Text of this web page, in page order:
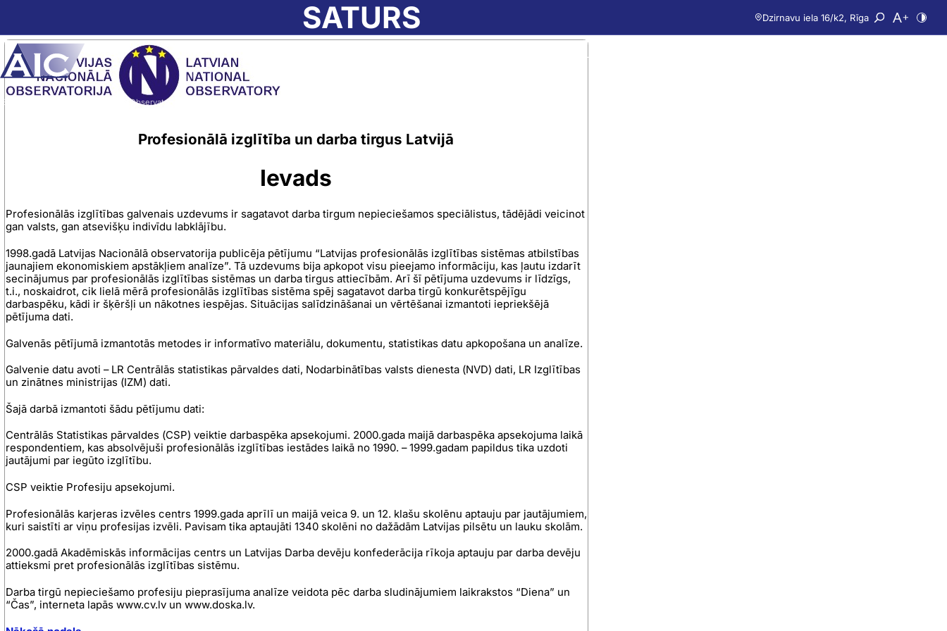
Dzirnavu iela 16/k2, Rīga Atvērt
IZGLĪTĪBA LATVIJĀ
Sākumlapa Nacionālā Observatorija
SATURS
Profesionālā izglītība un darba tirgus Latvijā
Ievads
Profesionālās izglītības galvenais uzdevums ir sagatavot darba tirgum nepieciešamos speciālistus, tādējādi veicinot
gan valsts, gan atsevišķu indivīdu labklājību.
1998.gadā Latvijas Nacionālā observatorija publicēja pētījumu “Latvijas profesionālās izglītības sistēmas atbilstības
jaunajiem ekonomiskiem apstākļiem analīze”. Tā uzdevums bija apkopot visu pieejamo informāciju, kas ļautu izdarīt
secinājumus par profesionālās izglītības sistēmas un darba tirgus attiecībām. Arī šī pētījuma uzdevums ir līdzīgs,
t.i., noskaidrot, cik lielā mērā profesionālās izglītības sistēma spēj sagatavot darba tirgū konkurētspējīgu
darbaspēku, kādi ir šķēršļi un nākotnes iespējas. Situācijas salīdzināšanai un vērtēšanai izmantoti iepriekšējā
pētījuma dati.
Galvenās pētījumā izmantotās metodes ir informatīvo materiālu, dokumentu, statistikas datu apkopošana un analīze.
Galvenie datu avoti – LR Centrālās statistikas pārvaldes dati, Nodarbinātības valsts dienesta (NVD) dati, LR Izglītības
un zinātnes ministrijas (IZM) dati.
Šajā darbā izmantoti šādu pētījumu dati:
Centrālās Statistikas pārvaldes (CSP) veiktie darbaspēka apsekojumi. 2000.gada maijā darbaspēka apsekojuma laikā
respondentiem, kas absolvējuši profesionālās izglītības iestādes laikā no 1990. – 1999.gadam papildus tika uzdoti
jautājumi par iegūto izglītību.
CSP veiktie Profesiju apsekojumi.
Profesionālās karjeras izvēles centrs 1999.gada aprīlī un maijā veica 9. un 12. klašu skolēnu aptauju par jautājumiem,
kuri saistīti ar viņu profesijas izvēli. Pavisam tika aptaujāti 1340 skolēni no dažādām Latvijas pilsētu un lauku skolām.
2000.gadā Akadēmiskās informācijas centrs un Latvijas Darba devēju konfederācija rīkoja aptauju par darba devēju
attieksmi pret profesionālās izglītības sistēmu.
Darba tirgū nepieciešamo profesiju pieprasījuma analīze veidota pēc darba sludinājumiem laikrakstos “Diena” un
“Čas”, interneta lapās www.cv.lv un www.doska.lv.